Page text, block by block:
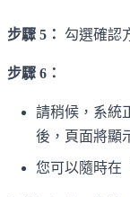
步驟 5： 勾選確認
步驟 6：
請稍候，系統
後，頁面將顯
您可以隨時在